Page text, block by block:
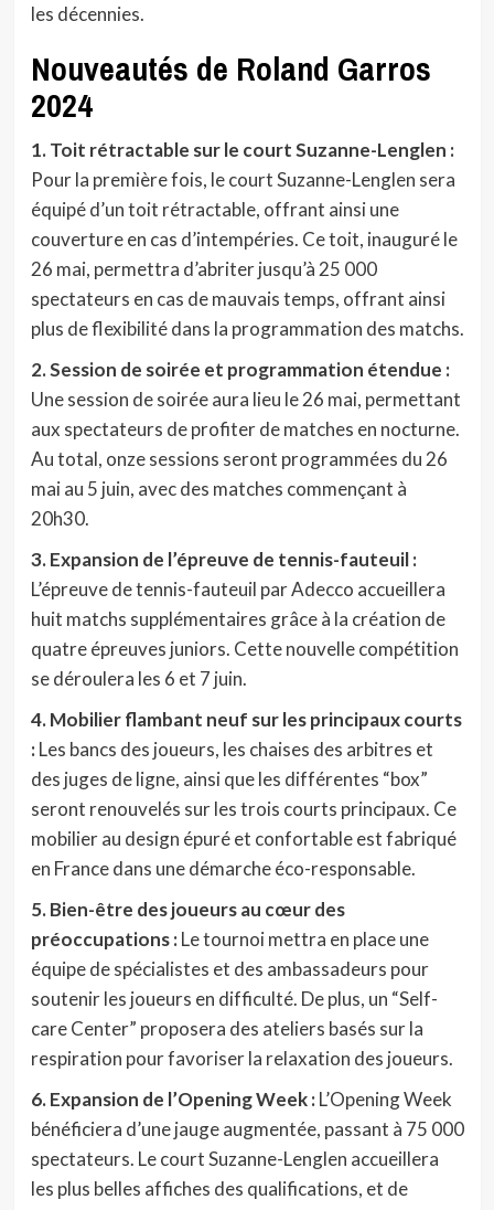
les décennies.
Nouveautés de Roland Garros
2024
1. Toit rétractable sur le court Suzanne-Lenglen :
Pour la première fois, le court Suzanne-Lenglen sera
équipé d’un toit rétractable, offrant ainsi une
couverture en cas d’intempéries. Ce toit, inauguré le
26 mai, permettra d’abriter jusqu’à 25 000
spectateurs en cas de mauvais temps, offrant ainsi
plus de flexibilité dans la programmation des matchs.
2. Session de soirée et programmation étendue :
Une session de soirée aura lieu le 26 mai, permettant
aux spectateurs de profiter de matches en nocturne.
Au total, onze sessions seront programmées du 26
mai au 5 juin, avec des matches commençant à
20h30.
3. Expansion de l’épreuve de tennis-fauteuil :
L’épreuve de tennis-fauteuil par Adecco accueillera
huit matchs supplémentaires grâce à la création de
quatre épreuves juniors. Cette nouvelle compétition
se déroulera les 6 et 7 juin.
4. Mobilier flambant neuf sur les principaux courts
:Les bancs des joueurs, les chaises des arbitres et
des juges de ligne, ainsi que les différentes “box”
seront renouvelés sur les trois courts principaux. Ce
mobilier au design épuré et confortable est fabriqué
en France dans une démarche éco-responsable.
5. Bien-être des joueurs au cœur des
préoccupations :Le tournoi mettra en place une
équipe de spécialistes et des ambassadeurs pour
soutenir les joueurs en difficulté. De plus, un “Self-
care Center” proposera des ateliers basés sur la
respiration pour favoriser la relaxation des joueurs.
6. Expansion de l’Opening Week :L’Opening Week
bénéficiera d’une jauge augmentée, passant à 75 000
spectateurs. Le court Suzanne-Lenglen accueillera
les plus belles affiches des qualifications, et de